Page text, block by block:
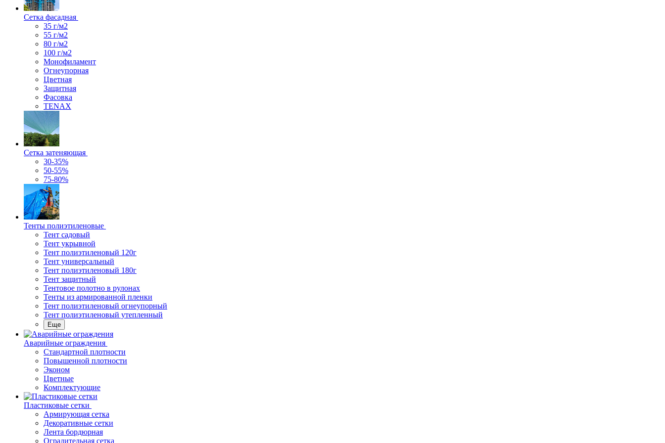
Сетка фасадная
35 г/м2
55 г/м2
80 г/м2
100 г/м2
Монофиламент
Огнеупорная
Цветная
Защитная
Фасовка
TENAX
Сетка затеняющая
30-35%
50-55%
75-80%
Тенты полиэтиленовые
Тент садовый
Тент укрывной
Тент полиэтиленовый 120г
Тент универсальный
Тент полиэтиленовый 180г
Тент защитный
Тентовое полотно в рулонах
Тенты из армированной пленки
Тент полиэтиленовый огнеупорный
Тент полиэтиленовый утепленный
Еще
Аварийные ограждения
Стандартной плотности
Повышенной плотности
Эконом
Цветные
Комплектующие
Пластиковые сетки
Армирующая сетка
Декоративные сетки
Лента бордюрная
Оградительная сетка